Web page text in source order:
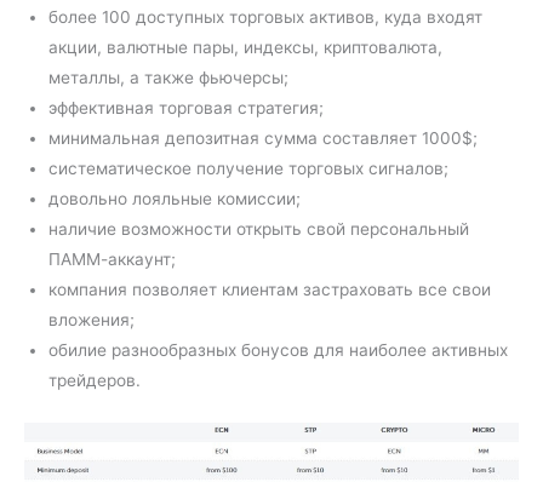
более 100 доступных торговых активов, куда входят
акции, валютные пары, индексы, криптовалюта,
металлы, а также фьючерсы;
эффективная торговая стратегия;
минимальная депозитная сумма составляет 1000$;
систематическое получение торговых сигналов;
довольно лояльные комиссии;
наличие возможности открыть свой персональный
ПАММ-аккаунт;
компания позволяет клиентам застраховать все свои
вложения;
обилие разнообразных бонусов для наиболее активных
трейдеров.